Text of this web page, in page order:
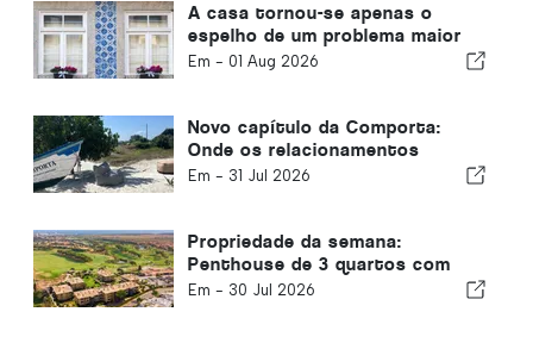
A casa tornou-se apenas o
espelho de um problema maior
em Portugal
Em - 01 Aug 2026
Novo capítulo da Comporta:
Onde os relacionamentos
moldam oportunidades
Em - 31 Jul 2026
Propriedade da semana:
Penthouse de 3 quartos com
vista para o golfe e o mar em
Em - 30 Jul 2026